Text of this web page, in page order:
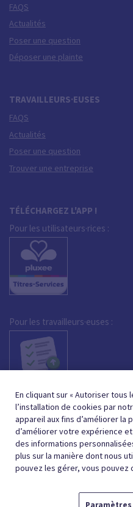
FAQS
Actualités
Poser une question
Déposer une plainte
TRAVAILLEURS·EUSES
FAQS
Actualités
Poser une question
Trouver une entreprise
TÉLÉCHARGEZ L'APP !
Pour les utilisateurs·rices :
Pour les travailleurs·euses :
En cliquant sur « Autoriser tous
l’installation de cookies par
appareil aux fins d’améliorer
d’améliorer votre expérience
des informations
plus sur la manière dont nous
pouvez les gérer, vous pouvez